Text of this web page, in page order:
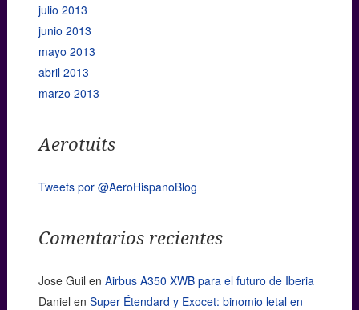
julio 2013
junio 2013
mayo 2013
abril 2013
marzo 2013
Aerotuits
Tweets por @AeroHispanoBlog
Comentarios recientes
Jose Guil en Airbus A350 XWB para el futuro de Iberia
Daniel en Super Étendard y Exocet: binomio letal en